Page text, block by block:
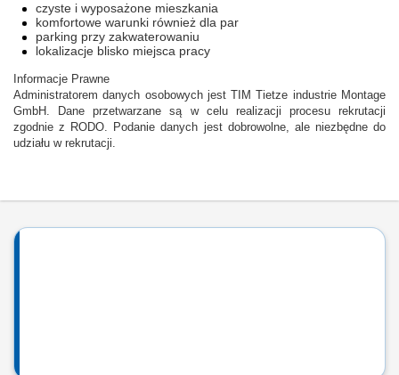
czyste i wyposażone mieszkania
komfortowe warunki również dla par
parking przy zakwaterowaniu
lokalizacje blisko miejsca pracy
Informacje Prawne
Administratorem danych osobowych jest TIM Tietze industrie Montage
GmbH. Dane przetwarzane są w celu realizacji procesu rekrutacji
zgodnie z RODO. Podanie danych jest dobrowolne, ale niezbędne do
udziału w rekrutacji.